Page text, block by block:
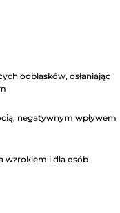
odblasków, osłaniając
negatywnym wpływem
wzrokiem i dla osób